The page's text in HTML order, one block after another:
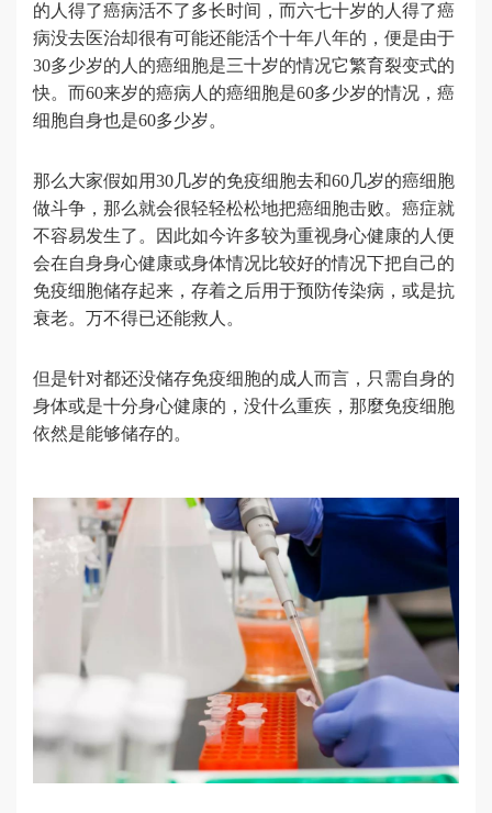
的人得了癌病活不了多长时间，而六七十岁的人得了癌
病没去医治却很有可能还能活个十年八年的，便是由于
30多少岁的人的癌细胞是三十岁的情况它繁育裂变式的
快。而60来岁的癌病人的癌细胞是60多少岁的情况，癌
细胞自身也是60多少岁。
那么大家假如用30几岁的免疫细胞去和60几岁的癌细胞
做斗争，那么就会很轻轻松松地把癌细胞击败。癌症就
不容易发生了。因此如今许多较为重视身心健康的人便
会在自身身心健康或身体情况比较好的情况下把自己的
免疫细胞储存起来，存着之后用于预防传染病，或是抗
衰老。万不得已还能救人。
但是针对都还没储存免疫细胞的成人而言，只需自身的
身体或是十分身心健康的，没什么重疾，那麼免疫细胞
依然是能够储存的。